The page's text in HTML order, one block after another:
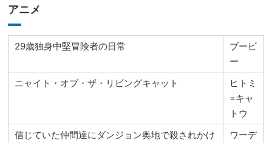
アニメ
29歳独身中堅冒険者の日常
ブービ
ー
ニャイト・オブ・ザ・リビングキャット
ヒトミ
=キャ
トウ
信じていた仲間達にダンジョン奥地で殺されかけ
ワーデ